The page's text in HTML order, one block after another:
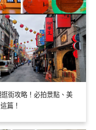
逛街攻略！必拍景點、美
篇！